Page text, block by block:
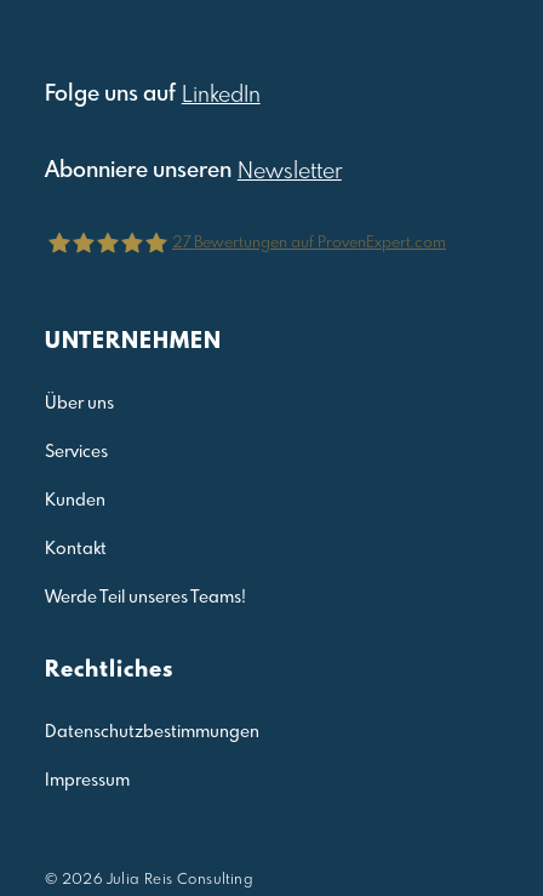
Folge uns auf LinkedIn
Abonniere unseren Newsletter
27 Bewertungen auf ProvenExpert.com
UNTERNEHMEN
Über uns
Services
Kunden
Kontakt
Werde Teil unseres Teams!
Rechtliches
Datenschutzbestimmungen
Impressum
© 2026 Julia Reis Consulting